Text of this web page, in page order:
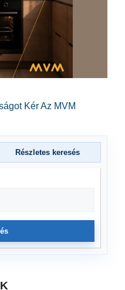
Kér Az MVM
Részletes keresés